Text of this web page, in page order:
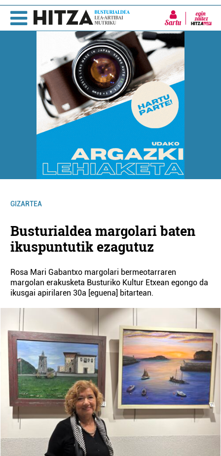
Sartu
GIZARTEA
Busturialdea margolari baten
ikuspuntutik ezagutuz
Rosa Mari Gabantxo margolari bermeotarraren
margolan erakusketa Busturiko Kultur Etxean egongo da
ikusgai apirilaren 30a [eguena] bitartean.